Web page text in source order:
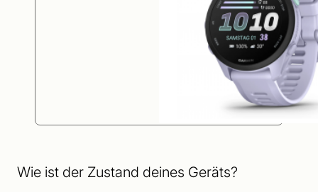
Wie ist der Zustand deines Geräts?